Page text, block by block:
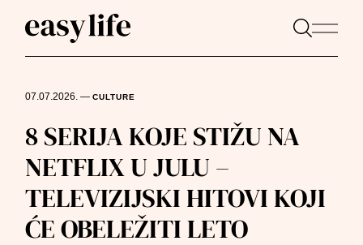
07.07.2026.—CULTURE
8 SERIJA KOJE STIŽU NA
NETFLIX U JULU –
TELEVIZIJSKI HITOVI KOJI
ĆE OBELEŽITI LETO